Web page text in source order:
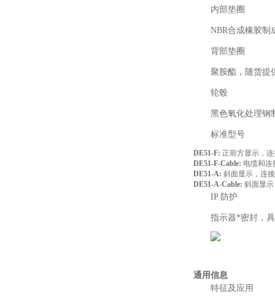
内部垫圈
NBR合成橡胶制
背部垫圈
聚胺酯，随货提
轮毂
黑色氧化处理钢
标准型号
DE51-F: 正前方显示，
DE51-F-Cable: 电缆和连
DE51-A: 斜面显示，连
DE51-A-Cable: 斜面显
IP 防护
指示器*密封，
通用信息
特征及应用